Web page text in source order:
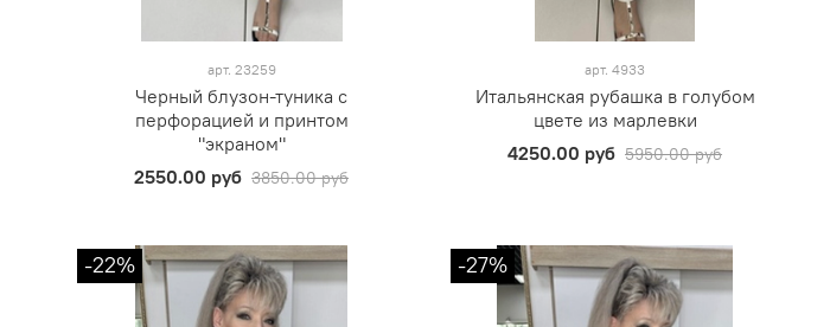
арт. 23259
Черный блузон-туника с
перфорацией и принтом
"экраном"
2550.00 руб 3850.00 руб
арт.4933
Итальянская рубашка в голубом
цвете из марлевки
4250.00 руб 5950.00 руб
-22% -27%